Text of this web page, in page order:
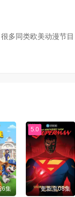
多同类欧美动漫节目
集
5.0
更新至08集